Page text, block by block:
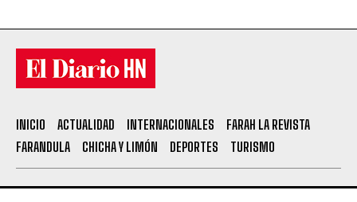
INICIO ACTUALIDAD INTERNACIONALES
FARAH LA REVISTA
FARANDULA
CHICHA Y LIMÓN DEPORTES TURISMO